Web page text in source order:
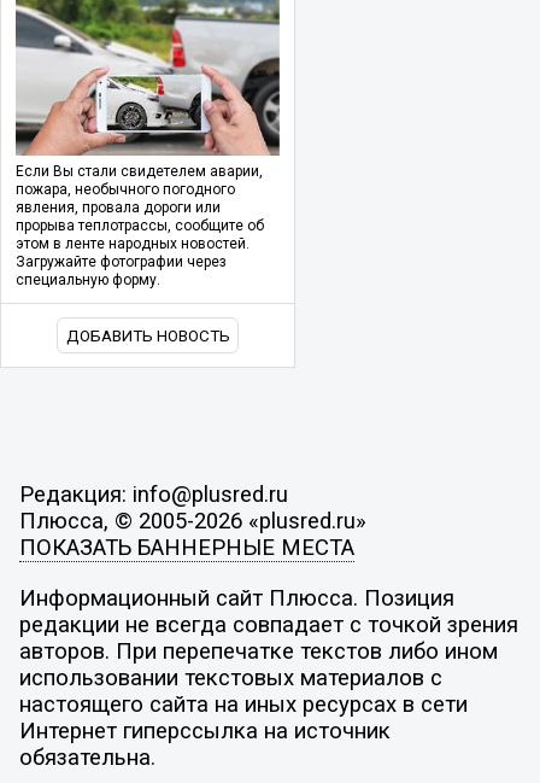
Если Вы стали свидетелем аварии,
пожара, необычного погодного
явления, провала дороги или
прорыва теплотрассы, сообщите об
этом в ленте народных новостей.
Загружайте фотографии через
специальную форму.
ДОБАВИТЬ НОВОСТЬ
Редакция: info@plusred.ru
Плюсса, © 2005-2026 «plusred.ru»
ПОКАЗАТЬ БАННЕРНЫЕ МЕСТА
Информационный сайт Плюсса. Позиция
редакции не всегда совпадает с точкой зрения
авторов. При перепечатке текстов либо ином
использовании текстовых материалов с
настоящего сайта на иных ресурсах в сети
Интернет гиперссылка на источник
обязательна.